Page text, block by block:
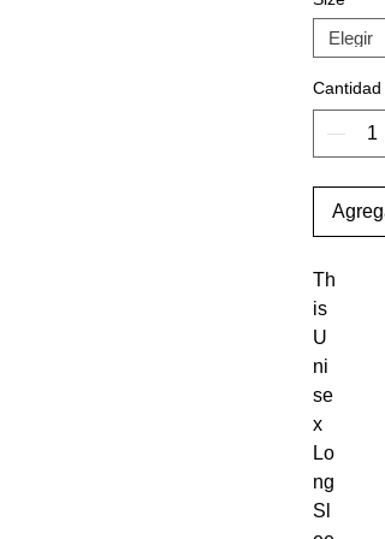
Cantidad
Th
is
U
ni
se
x
Lo
ng
Sl